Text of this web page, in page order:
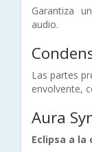
Garantiza
audio.
Las partes
envolvente,
Aura
Eclipsa a la